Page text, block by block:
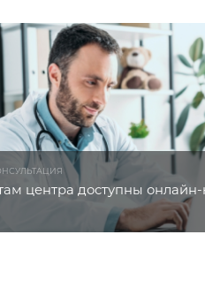
центра доступны онлайн-